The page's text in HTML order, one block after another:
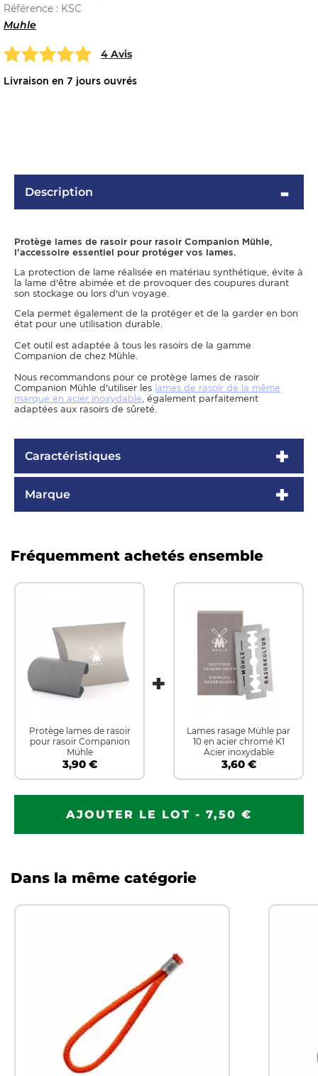
Référence : KSC
Muhle
4 Avis
Livraison en 7 jours ouvrés
Description
Protège lames de rasoir pour rasoir Companion Mühle,
l'accessoire essentiel pour protéger vos lames.
La protection de lame réalisée en matériau synthétique, évite à
la lame d'être abimée et de provoquer des coupures durant
son stockage ou lors d'un voyage.
Cela permet également de la protéger et de la garder en bon
état pour une utilisation durable.
Cet outil est adaptée à tous les rasoirs de la gamme
Companion de chez Mühle.
Nous recommandons pour ce protège lames de rasoir
Companion Mühle d'utiliser les lames de rasoir de la même
marque en acier inoxydable, également parfaitement
adaptées aux rasoirs de sûreté.
Caractéristiques
Marque
Fréquemment achetés ensemble
Protège lames de rasoir
pour rasoir Companion
Mühle
3,90 €
Lames rasage Mühle par
10 en acier chromé K1
Acier inoxydable
3,60 €
AJOUTER LE LOT - 7,50 €
Dans la même catégorie